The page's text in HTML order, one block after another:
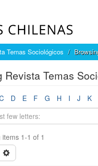
Temas Sociológicos
Revista Temas
D E F G H I J K
1-1 of 1